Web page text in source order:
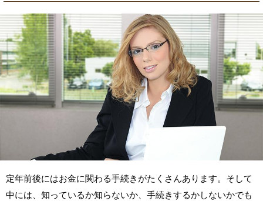
定年前後にはお金に関わる手続きがたくさんあります。そして
中には、知っているか知らないか、手続きするかしないかでも